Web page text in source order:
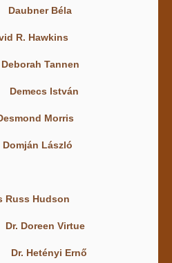
Daubner Béla
R. Hawkins
Deborah Tannen
Demecs István
Morris
Domján László
Russ Hudson
Dr. Doreen Virtue
Dr. Hetényi Ernő